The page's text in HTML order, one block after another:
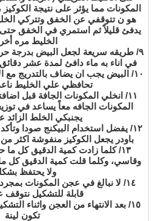
المكونات مما يؤثر على نتيجة
هو ن تتوقفي عن الخفق وتتركي
يدفئ قليلاً ثم استمري في الخفق
الخليط مره
٩/ طريقه سريعة لجعل البيض بدرجة
في اناء به ماء دافئ لمدة عشر
١٠/ البيض يجب ان يضاف بالتدريج مع
تحافظي علي الخليط
١١/ انخلي المكونات الجافة قبل
المكونات الجافه معاً يساعد في
يجنبكي الخلط الزائد
١٢/ يفضل استخدام البيكنج صودا
باودر يجعل الكوكيز منفوشة اكثر
١٣/ كلما زادت كمية الدقيق كل
وقاسي، وكلما قلت كمية الدقيق
ولا يحتفظ
١٤/ لا نبالغ في عجن المكونات
قابلة للتشكيل
١٥/ بعد الانتهاء من العجن واثناء
تكون لينة